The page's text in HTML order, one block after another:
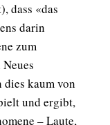
dass «das
darin
zum
kaum von
und ergibt,
– Laute,